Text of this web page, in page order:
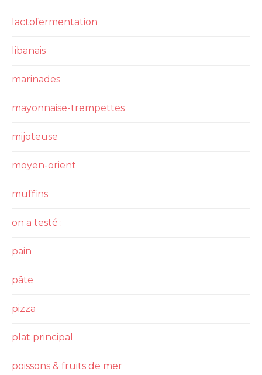
lactofermentation
libanais
marinades
mayonnaise-trempettes
mijoteuse
moyen-orient
muffins
on a testé :
pain
pâte
pizza
plat principal
poissons & fruits de mer